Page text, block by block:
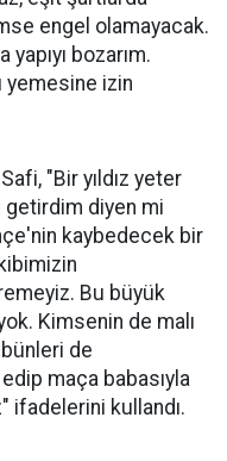
engel olamayacak.
yapıyı bozarım.
yemesine izin
"Bir yıldız yeter
getirdim diyen mi
kaybedecek bir
Bu büyük
Kimsenin de malı
de
maça babasıyla
ifadelerini kullandı.